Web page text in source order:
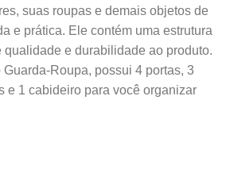
suas roupas e demais objetos de
e prática. Ele contém uma estrutura
qualidade e durabilidade ao produto.
Roupa, possui 4 portas, 3
e 1 cabideiro para você organizar